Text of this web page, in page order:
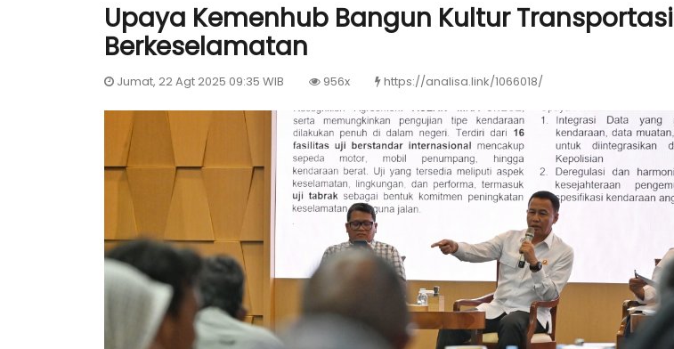
Upaya Kemenhub Bangun Kultur Transportasi
Berkeselamatan
Jumat, 22 Agt 2025 09:35 WIB 956x https://analisa.link/1066018/